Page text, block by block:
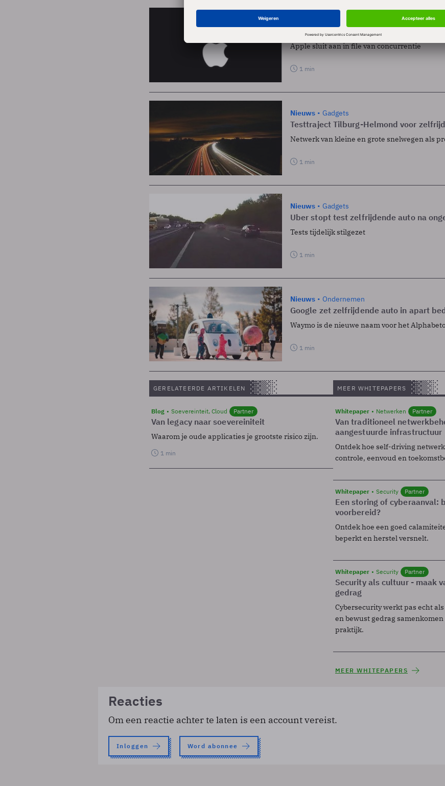
Apple mag zelfrijdende auto laten rijden
Apple sluit aan in file van concurrentie
1 min
Nieuws Gadgets
Testtraject Tilburg-Helmond voor
Netwerk van kleine en grote snelwegen als
1 min
Nieuws Gadgets
Uber stopt test zelfrijdende auto na
Tests tijdelijk stilgezet
1 min
Nieuws Ondernemen
Google zet zelfrijdende auto in apart
Waymo is de nieuwe naam voor het
1 min
GERELATEERDE ARTIKELEN
Blog Soevereinteit, Cloud Partner
Van legacy naar soevereiniteit
Waarom je oude applicaties je grootste risico zijn.
1 min
MEER WHITEPAPERS
Whitepaper Netwerken Partner
Van traditioneel
aangestuurde infrastructuur
Ontdek hoe self-driving
controle, eenvoud en
Whitepaper Security Partner
Een storing of cyberaanval:
voorbereid?
Ontdek hoe een goed
beperkt en herstel versnelt.
Whitepaper Security Partner
Security als cultuur - maak
gedrag
Cybersecurity werkt pas echt
en bewust gedrag
praktijk.
MEER WHITEPAPERS
Reacties
Om een reactie achter te laten is een account vereist.
Inloggen Word abonnee